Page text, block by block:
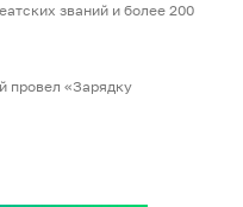
званий и более 200
провел «Зарядку